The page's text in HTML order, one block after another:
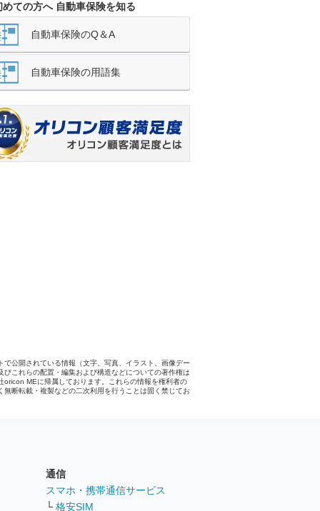
めての方へ 自動車保険を知る
自動車保険のQ＆A
自動車保険の用語集
で公開されている情報（文字、写真、イラスト、画像デー
びこれらの配置・編集および構造などについての著作権は
oricon MEに帰属しております。これらの情報を権利者の
無断転載・複製などの二次利用を行うことは固く禁じてお
通信
スマホ・携帯通信サービス
└ 格安SIM